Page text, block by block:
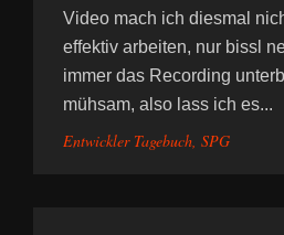
Video mach ich diesmal
effektiv arbeiten, nur bissl
immer das Recording
mühsam, also lass ich es...
Entwickler Tagebuch, SPG